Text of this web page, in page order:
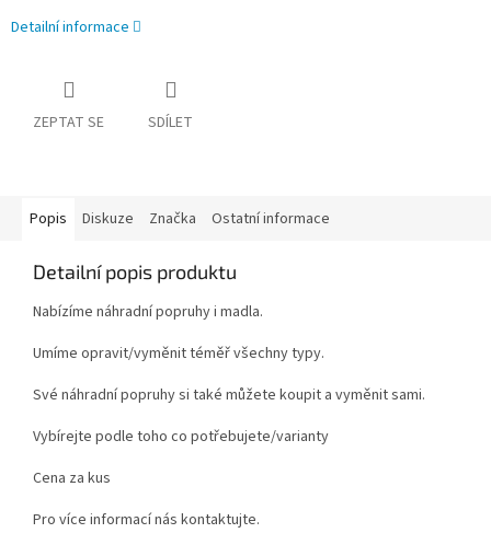
Detailní informace
ZEPTAT SE SDÍLET
Popis Diskuze Značka Ostatní informace
Detailní popis produktu
Nabízíme náhradní popruhy i madla.
Umíme opravit/vyměnit téměř všechny typy.
Své náhradní popruhy si také můžete koupit a vyměnit sami.
Vybírejte podle toho co potřebujete/varianty
Cena za kus
Pro více informací nás kontaktujte.